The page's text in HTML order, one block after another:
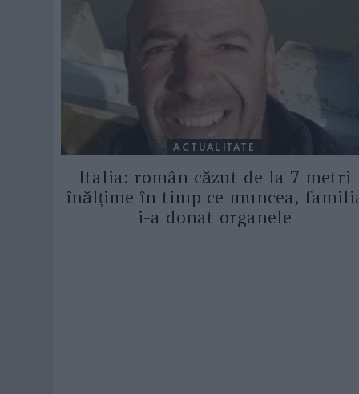
ACTUALITATE
Italia: român căzut de la 7 metri
înălțime în timp ce muncea,
i-a donat organele